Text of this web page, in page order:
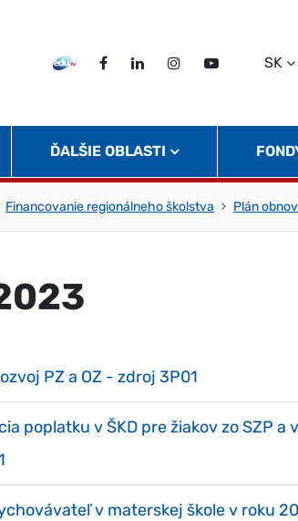
EDU TVFacebookLinkedInInstagram
Twitter
SK
ĎALŠIE OBLASTI
Financovanie regionálneho školstva Plán
PZ a OZ - zdroj 3P01
poplatku v ŠKD pre žiakov zo SZP a
v materskej škole v roku